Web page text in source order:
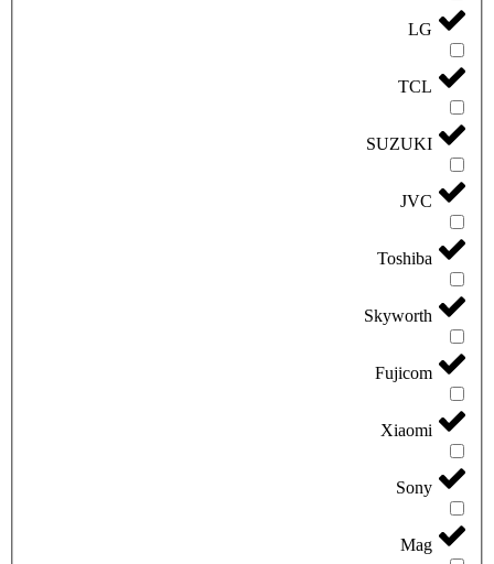
LG
TCL
SUZUKI
JVC
Toshiba
Skyworth
Fujicom
Xiaomi
Sony
Mag